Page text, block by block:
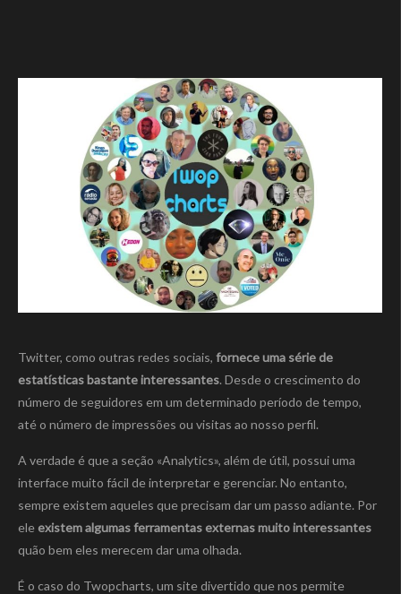
Twitter, como outras redes sociais, fornece uma série de
estatísticas bastante interessantes. Desde o crescimento do
número de seguidores em um determinado período de tempo,
até o número de impressões ou visitas ao nosso perfil.
A verdade é que a seção «Analytics», além de útil, possui uma
interface muito fácil de interpretar e gerenciar. No entanto,
sempre existem aqueles que precisam dar um passo adiante. Por
eleexistem algumas ferramentas externas muito interessantes
quão bem eles merecem dar uma olhada.
É o caso do Twopcharts, um site divertido que nos permite